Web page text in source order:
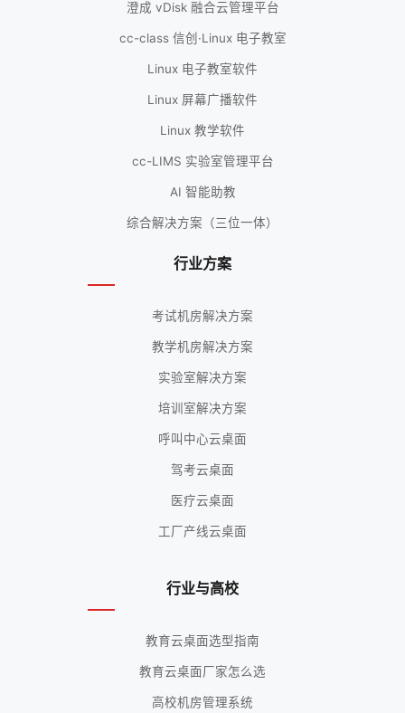
澄成 vDisk 融合云管理平台
cc-class 信创·Linux 电子教室
Linux 电子教室软件
Linux 屏幕广播软件
Linux 教学软件
cc-LIMS 实验室管理平台
AI 智能助教
综合解决方案（三位一体）
行业方案
考试机房解决方案
教学机房解决方案
实验室解决方案
培训室解决方案
呼叫中心云桌面
驾考云桌面
医疗云桌面
工厂产线云桌面
行业与高校
教育云桌面选型指南
教育云桌面厂家怎么选
高校机房管理系统